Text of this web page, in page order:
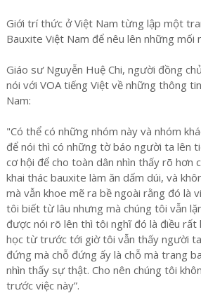
Giới trí thức ở Việt Nam từng lập một
Bauxite Việt Nam để nêu lên những mối
Giáo sư Nguyễn Huệ Chi, người đồng
nói với VOA tiếng Việt về những thông
Nam:
"Có thể có những nhóm này và nhóm
để nói thì có những tờ báo người ta lên
cơ hội để cho toàn dân nhìn thấy rõ hơn
khai thác bauxite làm ăn dấm dúi, và
mà vẫn khoe mẽ ra bề ngoài rằng đó là
tôi biết từ lâu nhưng mà chúng tôi vẫn
được nói rõ lên thì tôi nghĩ đó là điều rất
học từ trước tới giờ tôi vẫn thấy người
đứng mà chỗ đứng ấy là chỗ mà trang
nhìn thấy sự thật. Cho nên chúng tôi
trước việc này”.